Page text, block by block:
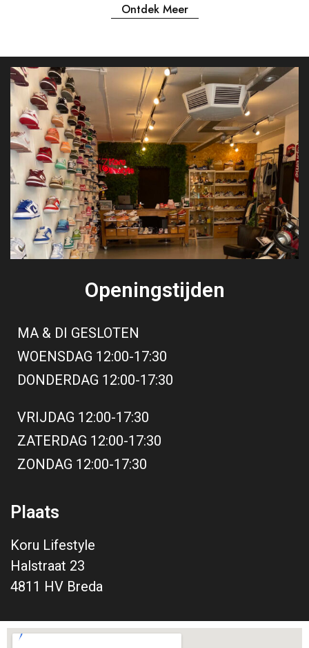
Ontdek Meer
Openingstijden
MA & DI GESLOTEN
WOENSDAG 12:00-17:30
DONDERDAG 12:00-17:30
VRIJDAG 12:00-17:30
ZATERDAG 12:00-17:30
ZONDAG 12:00-17:30
Plaats
Koru Lifestyle
Halstraat 23
4811 HV Breda